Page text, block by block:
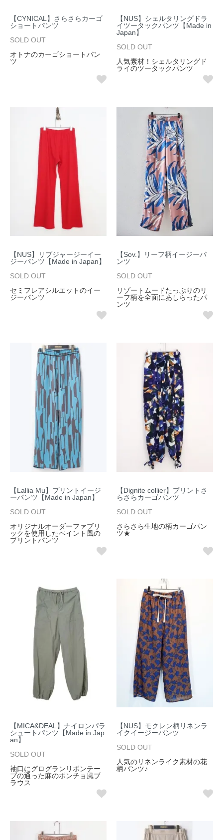
【CYNICAL】さらさらカーゴ
ショートパンツ
SOLD OUT
オトナのカーゴショートパン
ツ
【NUS】シェルタリングドラ
イツータックパンツ【Made in
Japan】
SOLD OUT
人気素材！シェルタリングド
ライのツータックパンツ
【NUS】リブジャージーイー
ジーパンツ【Made in Japan】
SOLD OUT
セミフレアシルエットのイー
ジーパンツ
【Sov.】リーフ柄イージーパ
ンツ
SOLD OUT
リゾートムードたっぷりのリ
ーフ柄を全面にあしらったパ
ンツ
【Lallia Mu】プリントイージ
ーパンツ【Made in Japan】
SOLD OUT
オリジナルオーダーファブリ
ックを使用したペイント風の
プリントパンツ
【Dignite collier】プリントさ
らさらカーゴパンツ
SOLD OUT
さらさら生地の柄カーゴパン
ツ★
【MICA&DEAL】ナイロンパラ
シュートパンツ【Made in Jap
an】
SOLD OUT
袖口にグログランリボンテー
プの通った麻のポンチョ風ブ
ラウス
【NUS】モクレン柄リネンラ
イクイージーパンツ
SOLD OUT
人気のリネンライク素材の花
柄パンツ♪